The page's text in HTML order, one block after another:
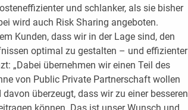
und schlanker, als sie bisher
wird auch Risk Sharing angeboten.
Kunden, dass wir in der Lage sind, den
optimal zu gestalten – und effizienter
„Dabei übernehmen wir einen Teil des
von Public Private Partnerschaft wollen
überzeugt, dass wir zu einer besseren